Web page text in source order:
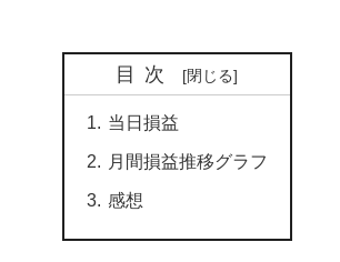
目次
当日損益
月間損益推移グラフ
感想